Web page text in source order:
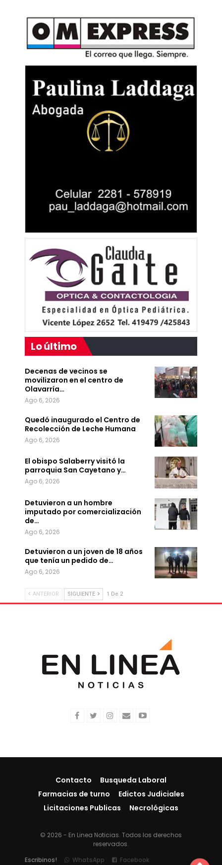
Lo último
Decenas de vecinos se
movilizaron en el centro de
Olavarría…
Ago 6, 2026
Quedó inaugurado el Centro de
Recolección de Leche Humana
Ago 6, 2026
El obispo Salaberry visitó la
parroquia San Cayetano y…
Ago 6, 2026
Detuvieron a un hombre
imputado por comercialización
de…
Ago 6, 2026
Detuvieron a un joven de 18 años
que tenía un pedido de…
Ago 6, 2026
ANTERIOR SIGUIENTE 1 De 2
Contacto
Busqueda Laboral
Farmacias de turno
Edictos Judiciales
Licitaciones Publicas
Necrológicas
© 2026 - En Linea Noticias. Todos los derechos
reservados.
Escribinos!
WhatsApp Facebook